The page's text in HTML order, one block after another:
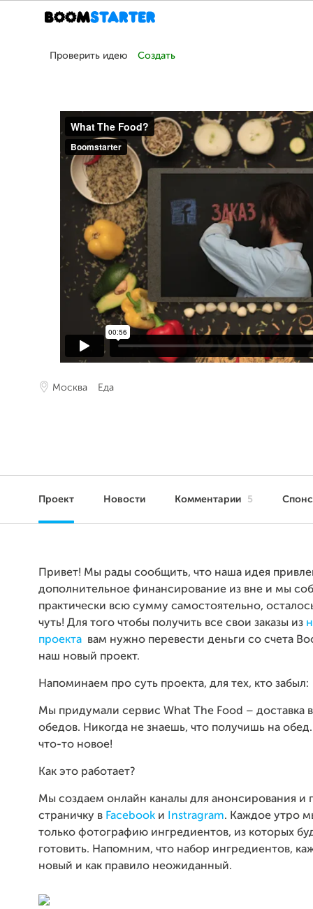
Проверить идею Создать
Москва Еда
Проект Новости Комментарии 5
Привет! Мы рады сообщить, что наша идея
дополнительное финансирование из вне и мы
практически всю сумму самостоятельно,
чуть! Для того чтобы получить все свои заказы из
проекта вам нужно перевести деньги со счета
наш новый проект.
Напоминаем про суть проекта, для тех, кто забыл:
Мы придумали сервис What The Food – доставка
обедов. Никогда не знаешь, что получишь на
что-то новое!
Как это работает?
Мы создаем онлайн каналы для анонсирования и
страничку в Facebook и Instragram. Каждое утро
только фотографию ингредиентов, из которых
готовить. Напомним, что набор ингредиентов,
новый и как правило неожиданный.